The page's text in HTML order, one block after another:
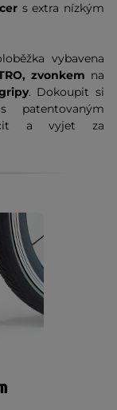
s extra nízkým
vybavena
zvonkem na
. Dokoupit si
patentovaným
a vyjet za